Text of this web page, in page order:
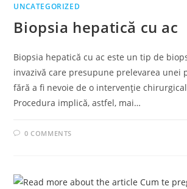
UNCATEGORIZED
Biopsia hepatică cu ac
Biopsia hepatică cu ac este un tip de
invazivă care presupune prelevarea unei
fără a fi nevoie de o intervenție
Procedura implică, astfel, mai…
0 COMMENTS